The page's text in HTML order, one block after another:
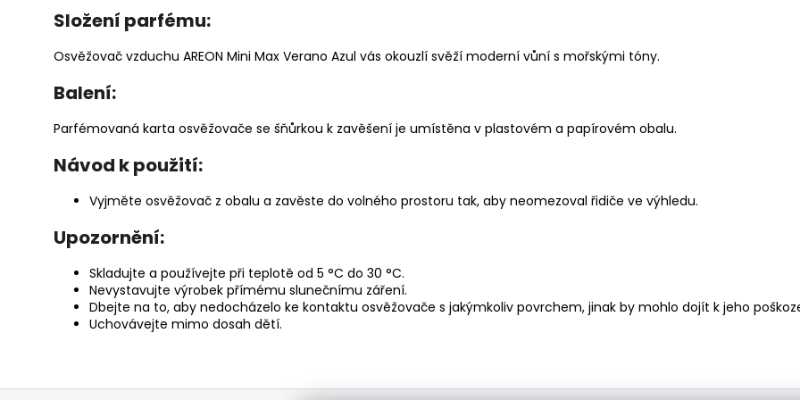
Složení parfému:
Osvěžovač vzduchu AREON Mini Max Verano Azul vás okouzlí svěží moderní vůní s mořskými tóny.
Balení:
Parfémovaná karta osvěžovače se šňůrkou k zavěšení je umístěna v plastovém a papírovém obalu.
Návod k použití:
Vyjměte osvěžovač z obalu a zavěste do volného prostoru tak, aby neomezoval řidiče ve výhledu.
Upozornění:
Skladujte a používejte při teplotě od 5 °C do 30 °C.
Nevystavujte výrobek přímému slunečnímu záření.
Dbejte na to, aby nedocházelo ke kontaktu osvěžovače s jakýmkoliv povrchem, jinak by mohlo dojít k jeho
Uchovávejte mimo dosah dětí.